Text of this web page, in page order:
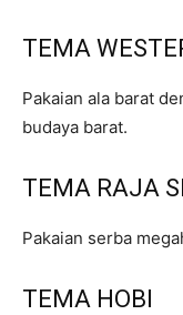
TEMA
Pakaian ala barat
budaya barat.
TEMA RAJA
Pakaian serba
TEMA HOBI